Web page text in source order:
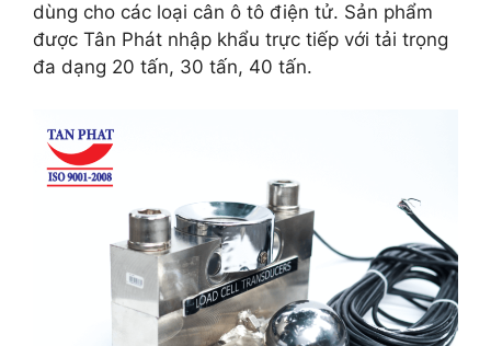
dùng cho các loại cân ô tô điện tử. Sản phẩm
được Tân Phát nhập khẩu trực tiếp với tải trọng
đa dạng 20 tấn, 30 tấn, 40 tấn.